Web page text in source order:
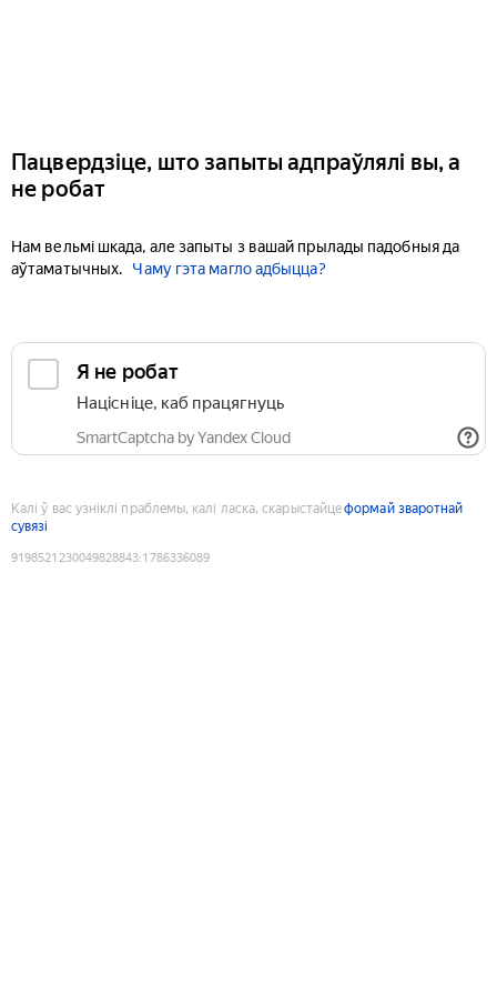
Пацвердзіце, што запыты адпраўлялі вы, а
не робат
Нам вельмі шкада, але запыты з вашай прылады падобныя да
аўтаматычных.
Чаму гэта магло адбыцца?
Я не робат
Націсніце, каб працягнуць
SmartCaptcha by Yandex Cloud
Калі ў вас узніклі праблемы, калі ласка, скарыстайцеформай зваротнай
сувязі
9198521230049828843:1786336089